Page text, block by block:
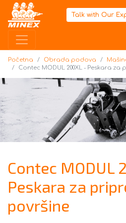
PočetnaTalk with Our
Početna Obrada podova
Contec MODUL 200XL - Peskara
Contec MODUL
Peskara za
površine